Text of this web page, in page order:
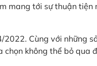
mang tới sự thuận tiện
2022. Cùng với những
chọn không thể bỏ qua